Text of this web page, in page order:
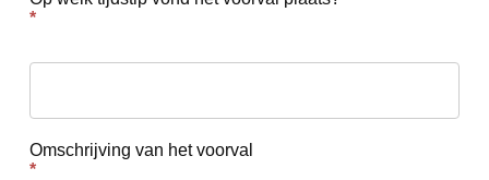
*
Omschrijving van het voorval
*